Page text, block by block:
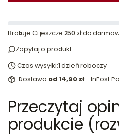
Brakuje Ci jeszcze 250 złdo
Zapytaj o produkt
Czas wysyłki:1 dzień roboczy
Dostawa od 14,90 zł- InPost
Przeczytaj
produkcie